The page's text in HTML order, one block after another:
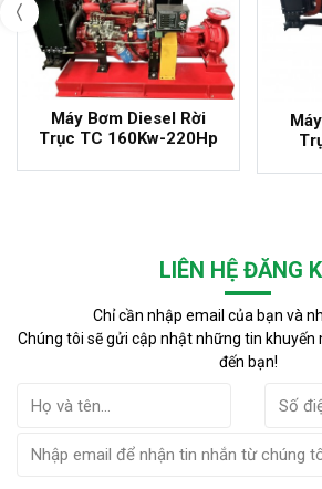
Máy Bơm Diesel Rời
Trục TC 160Kw-220Hp
LIÊN HỆ ĐĂNG
Chỉ cần nhập email của bạn và
Chúng tôi sẽ gửi cập nhật những tin khuyến
đến bạn!